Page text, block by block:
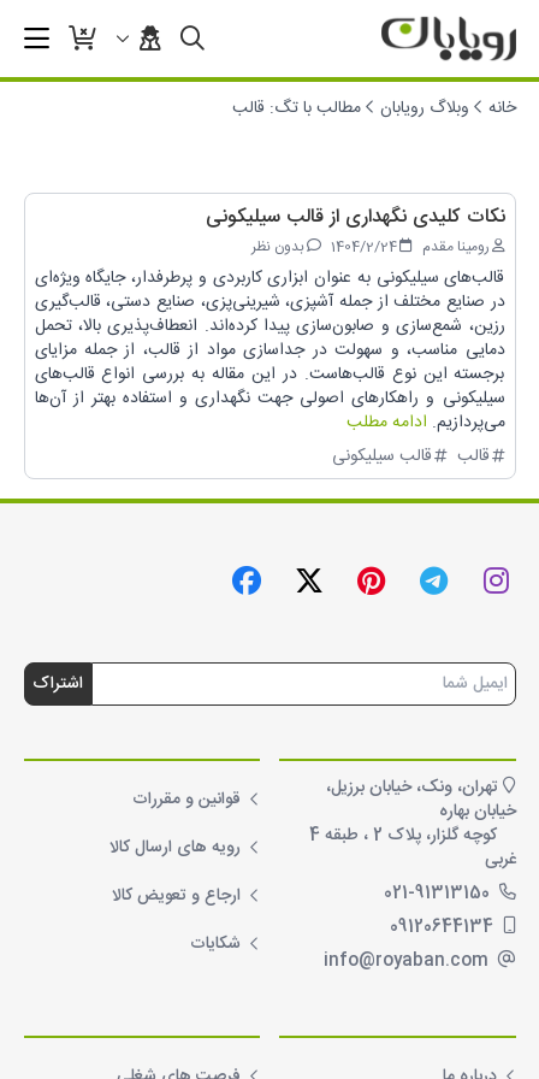
خانه وبلاگ رویابان مطالب با تگ: قالب
نکات کلیدی نگهداری از قالب سیلیکونی
رومینا مقدم 1404/2/24 بدون نظر
قالب‌های سیلیکونی به عنوان ابزاری کاربردی و پرطرفدار، جایگاه ویژه‌ای
در صنایع مختلف از جمله آشپزی، شیرینی‌پزی، صنایع دستی، قالب‌گیری
رزین، شمع‌سازی و صابون‌سازی پیدا کرده‌اند. انعطاف‌پذیری بالا، تحمل
دمایی مناسب، و سهولت در جداسازی مواد از قالب، از جمله مزایای
برجسته این نوع قالب‌هاست. در این مقاله به بررسی انواع قالب‌های
سیلیکونی و راهکارهای اصولی جهت نگهداری و استفاده بهتر از آن‌ها
می‌پردازیم. ادامه مطلب
قالب
قالب سیلیکونی
اشتراک
تهران، ونک، خیابان برزیل،
خیابان بهاره
کوچه گلزار، پلاک 2 ، طبقه 4
غربی
قوانین و مقررات
رویه های ارسال کالا
ارجاع و تعویض کالا
شکایات